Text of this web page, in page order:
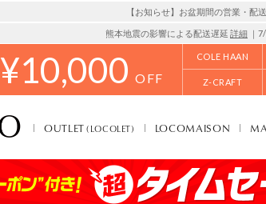
【お知らせ】お盆期間の営業・配
熊本地震の影響による配送遅延 詳細 ｜
¥10,000 OFF
COLE HAAN
Z-CRAFT
OUTLET(LOCOLET) LOCOMAISON